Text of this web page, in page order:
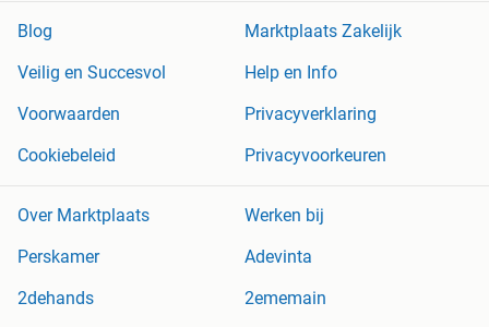
Blog
Marktplaats Zakelijk
Veilig en Succesvol
Help en Info
Voorwaarden
Privacyverklaring
Cookiebeleid
Privacyvoorkeuren
Over Marktplaats
Werken bij
Perskamer
Adevinta
2dehands
2ememain